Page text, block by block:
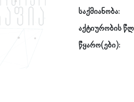
საქმიანობა:
აქტიურობის
წყარო(ები):